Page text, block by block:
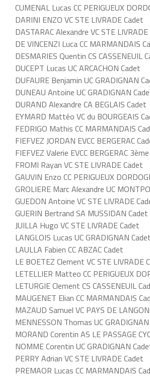
CUMENAL Lucas CC PERIGUEUX
DARINI ENZO VC STE LIVRADE Cadet
DASTARAC Alexandre VC STE
DE VINCENZI Luca CC MARMANDAIS
DESMARIES Quentin CS CASSENEUIL
DUCEPT Lucas UC ARCACHON Cadet
DUFAURE Benjamin UC GRADIGNAN
DUNEAU Antoine UC GRADIGNAN
DURAND Alexandre CA BEGLAIS Cadet
EYMARD Mattéo VC du BOURGEAIS
FEDRIGO Mathis CC MARMANDAIS
FIEFVEZ JORDAN EVCC BERGERAC
FIEFVEZ Valerie EVCC BERGERAC
FROMI Rayan VC STE LIVRADE Cadet
GAUVIN Enzo CC PERIGUEUX
GROLIERE Marc Alexandre UC
GUEDON Antoine VC STE LIVRADE
GUERIN Bertrand SA MUSSIDAN Cadet
JUILLA Hugo VC STE LIVRADE Cadet
LANGLOIS Lucas UC GRADIGNAN Cadet
LAULLA Fabien CC ABZAC Cadet
LE BOETEZ Clement VC STE LIVRADE
LETELLIER Matteo CC PERIGUEUX
LETURGIE Clement CS CASSENEUIL
MAUGENET Elian CC MARMANDAIS
MAZAUD Samuel VC PAYS DE
MENNESSON Thomas UC
MORAND Corentin AS LE PASSAGE
NOMME Corentin UC GRADIGNAN
PERRY Adrian VC STE LIVRADE Cadet
PREMAOR Lucas CC MARMANDAIS